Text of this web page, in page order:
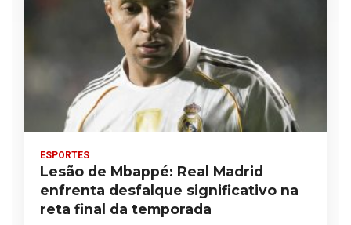
ESPORTES
Lesão de Mbappé: Real Madrid
enfrenta desfalque significativo na
reta final da temporada